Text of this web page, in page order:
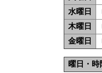
水曜日
木曜日
金曜日
曜日・